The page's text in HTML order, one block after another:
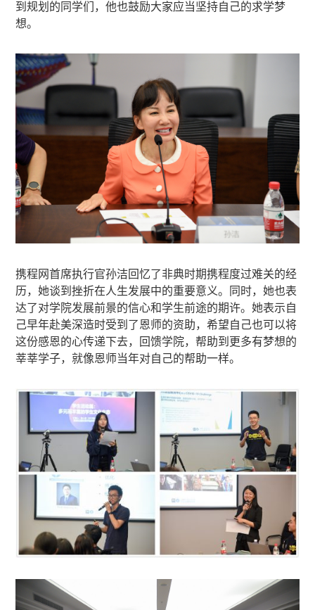
到规划的同学们，他也鼓励大家应当坚持自己的求学梦
想。
携程网首席执行官孙洁回忆了非典时期携程度过难关的经
历，她谈到挫折在人生发展中的重要意义。同时，她也表
达了对学院发展前景的信心和学生前途的期许。她表示自
己早年赴美深造时受到了恩师的资助，希望自己也可以将
这份感恩的心传递下去，回馈学院，帮助到更多有梦想的
莘莘学子，就像恩师当年对自己的帮助一样。